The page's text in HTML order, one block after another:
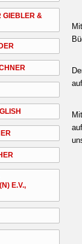
GIEBLER &
E.V.,